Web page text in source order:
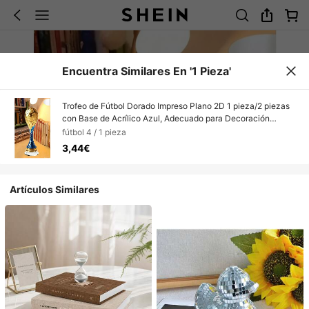
Encuentra Similares En '1 Pieza'
Trofeo de Fútbol Dorado Impreso Plano 2D 1 pieza/2 piezas
con Base de Acrílico Azul, Adecuado para Decoración
Interior/Exterior, Perfecto para Fans de Deportes, Día del
Padre y Celebración de Victoria, Regalo Duradero para
Entusiastas del Fútbol, Accesorios de Fútbol, Decoración
fútbol 4 / 1 pieza
3,44€
Artículos Similares